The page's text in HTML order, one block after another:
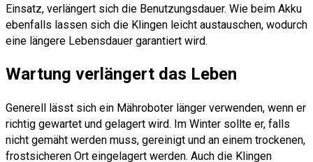
Einsatz, verlängert sich die Benutzungsdauer. Wie beim Akku
ebenfalls lassen sich die Klingen leicht austauschen, wodurch
eine längere Lebensdauer garantiert wird.
Wartung verlängert das Leben
Generell lässt sich ein Mähroboter länger verwenden, wenn er
richtig gewartet und gelagert wird. Im Winter sollte er, falls
nicht gemäht werden muss, gereinigt und an einem trockenen,
frostsicheren Ort eingelagert werden. Auch die Klingen